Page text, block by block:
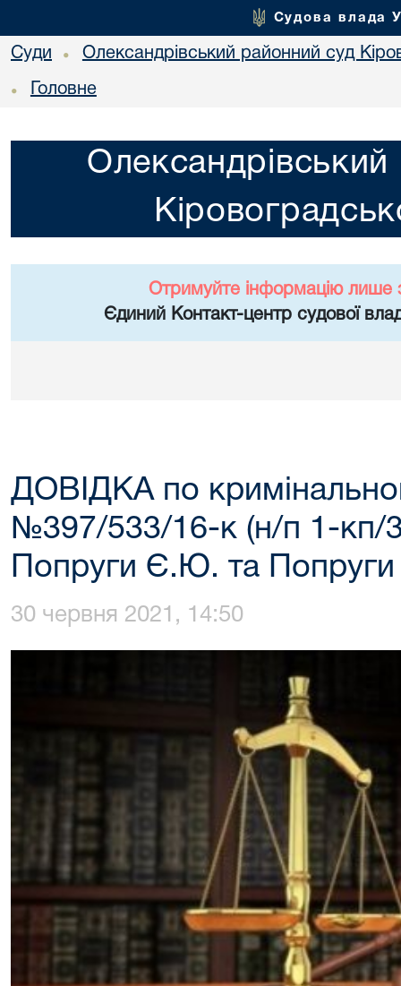
Судова влада
Суди • Олександрівський районний суд
• Головне
Отримуйте інформацію лише
Єдиний Контакт-центр судової
ДОВІДКА по
№397/533/16-к (н/п 1-кп/
Попруги Є.Ю. та
30 червня 2021, 14:50